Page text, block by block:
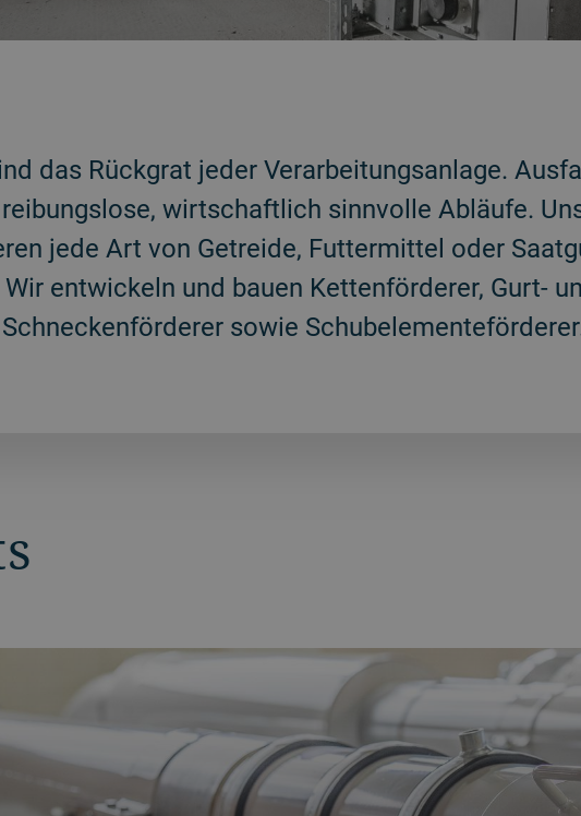
das Rückgrat jeder Verarbeitungsanlage.
wirtschaftlich sinnvolle Abläufe.
jede Art von Getreide, Futtermittel oder
entwickeln und bauen Kettenförderer, Gurt-
sowie